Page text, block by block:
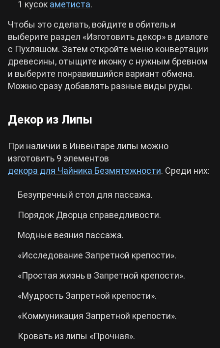
1 кусок аметиста.
Чтобы это сделать, войдите в обитель и
выберите раздел «Изготовить декор» в диалоге
с Пухляшом. Затем откройте меню конвертации
древесины, отыщите иконку с нужным бревном
и выберите понравившийся вариант обмена.
Можно сразу добавлять разные виды руды.
Декор из Липы
При наличии в Инвентаре липы можно
изготовить 9 элементов
декора для Чайника Безмятежности. Среди них:
Безупречный стол для пассажа.
Порядок Дворца справедливости.
Модные веяния пассажа.
«Исследование Запретной крепости».
«Простая жизнь в Запретной крепости».
«Мудрость Запретной крепости».
«Коммуникация Запретной крепости».
Кровать из липы «Прочная».